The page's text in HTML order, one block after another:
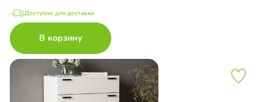
Доступно для доставки
В корзину